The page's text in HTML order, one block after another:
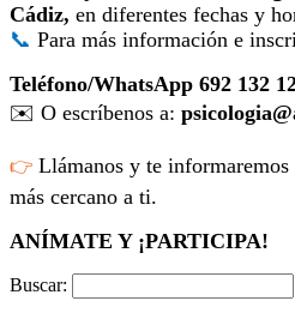
Cádiz, en diferentes fechas y
📞 Para más información e
Teléfono/WhatsApp 692 132
✉️ O escríbenos a:
👉 Llámanos y te
más cercano a ti.
ANÍMATE Y ¡PARTICIPA!
Buscar: